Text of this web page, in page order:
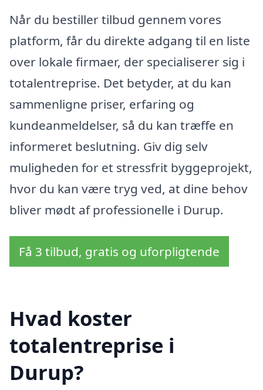
Når du bestiller tilbud gennem vores
platform, får du direkte adgang til en liste
over lokale firmaer, der specialiserer sig i
totalentreprise. Det betyder, at du kan
sammenligne priser, erfaring og
kundeanmeldelser, så du kan træffe en
informeret beslutning. Giv dig selv
muligheden for et stressfrit byggeprojekt,
hvor du kan være tryg ved, at dine behov
bliver mødt af professionelle i Durup.
Få 3 tilbud, gratis og uforpligtende
Hvad koster
totalentreprise i
Durup?